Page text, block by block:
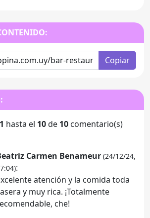
Copiar
1 hasta el 10de 10 comentario(s)
Carmen Benameur (24/12/24,
:
atención y la comida toda
y muy rica. ¡Totalmente
che!